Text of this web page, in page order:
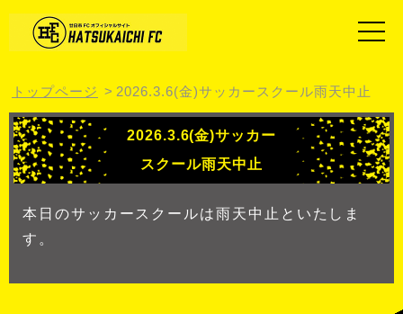
トップページ 2026.3.6(金)サッカースクール雨天中止
2026.3.6(金)サッカー
スクール雨天中止
本日のサッカースクールは雨天中止といたしま
す。